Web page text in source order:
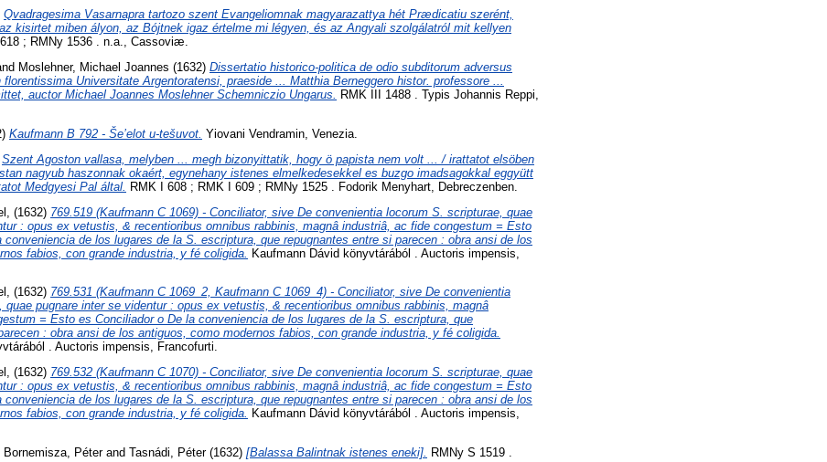
Qvadragesima Vasarnapra tartozo szent Evangeliomnak magyarazattya hét Prædicatiu szerént,
kisirtet miben ályon, az Bójtnek igaz értelme mi légyen, és az Angyali szolgálatról mit kellyen
; RMNy 1536 . n.a., Cassoviæ.
Moslehner, Michael Joannes (1632) Dissertatio historico-politica de odio subditorum adversus
Universitate Argentoratensi, praeside ... Matthia Berneggero histor. professore ...
auctor Michael Joannes Moslehner Schemniczio Ungarus. RMK III 1488 . Typis Johannis Reppi,
Kaufmann B 792 - Še’elot u-tešuvot. Yiovani Vendramin, Venezia.
Szent Agoston vallasa, melyben ... megh bizonyittatik, hogy ö papista nem volt ... / irattatot elsöben
nagyub haszonnak okaért, egynehany istenes elmelkedesekkel es buzgo imadsagokkal eggyütt
Medgyesi Pal által.
RMK I 608 ; RMK I 609 ; RMNy 1525 . Fodorik Menyhart, Debreczenben.
(1632) 769.519 (Kaufmann C 1069) - Conciliator, sive De convenientia locorum S. scripturae, quae
: opus ex vetustis, & recentioribus omnibus rabbinis, magnâ industriâ, ac fide congestum = Esto
conveniencia de los lugares de la S. escriptura, que repugnantes entre si parecen : obra ansi de los
fabios, con grande industria, y fé coligida.
Kaufmann Dávid könyvtárából . Auctoris impensis,
(1632) 769.531 (Kaufmann C 1069_2, Kaufmann C 1069_4) - Conciliator, sive De convenientia
quae pugnare inter se videntur : opus ex vetustis, & recentioribus omnibus rabbinis, magnâ
= Esto es Conciliador o De la conveniencia de los lugares de la S. escriptura, que
: obra ansi de los antiguos, como modernos fabios, con grande industria, y fé coligida.
. Auctoris impensis, Francofurti.
(1632) 769.532 (Kaufmann C 1070) - Conciliator, sive De convenientia locorum S. scripturae, quae
: opus ex vetustis, & recentioribus omnibus rabbinis, magnâ industriâ, ac fide congestum = Esto
conveniencia de los lugares de la S. escriptura, que repugnantes entre si parecen : obra ansi de los
fabios, con grande industria, y fé coligida. Kaufmann Dávid könyvtárából . Auctoris impensis,
Bornemisza, Péterand Tasnádi, Péter(1632) [Balassa Balintnak istenes eneki].
RMNy S 1519 .